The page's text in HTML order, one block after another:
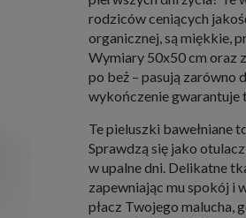
rodziców ceniących
organicznej, są miękkie,
Wymiary 50x50 cm oraz
po beż – pasują zarówno
wykończenie gwarantuje
Te pieluszki bawełniane
Sprawdzą się jako
w upalne dni. Delikatne
zapewniając mu spokój i
płacz Twojego malucha,